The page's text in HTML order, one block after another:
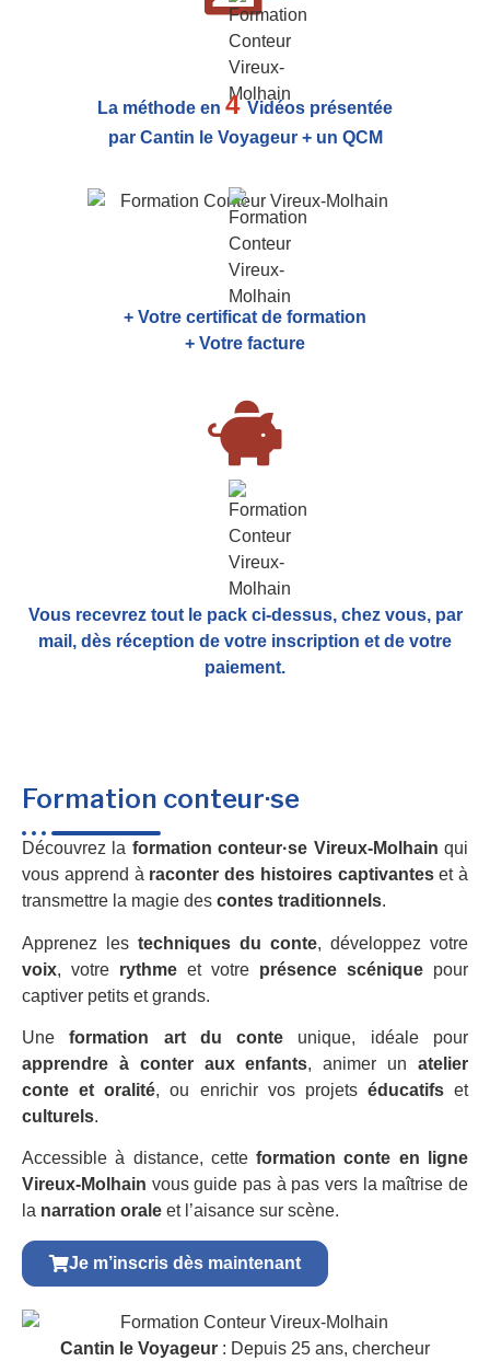
La méthode en 4Vidéos présentée
par Cantin le Voyageur + un QCM
+ Votre certificat de formation
+ Votre facture
Vous recevrez tout le pack ci-dessus, chez vous, par
mail, dès réception de votre inscription et de votre
paiement.
Formation conteur·se
Découvrez la formation conteur·se Vireux-Molhain qui
vous apprend à raconter des histoires captivanteset à
transmettre la magie des contes traditionnels.
Apprenez les techniques du conte, développez votre
voix, votre rythme et votre présence scénique pour
captiver petits et grands.
Uneformation art du conte unique, idéale pour
apprendre à conter aux enfants, animer unatelier
conte et oralité, ou enrichir vos projets éducatifset
culturels.
Accessible à distance, cetteformation conte en ligne
Vireux-Molhain vous guide pas à pas vers la maîtrise de
la narration orale et l’aisance sur scène.
Je m’inscris dès maintenant
Cantin le Voyageur : Depuis 25 ans, chercheur